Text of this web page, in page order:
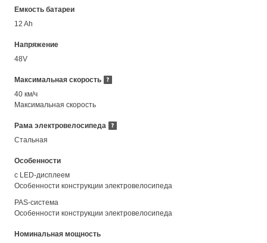
Емкость батареи
12 Ah
Напряжение
48V
Максимальная скорость
40 км/ч
Максимальная скорость
Рама электровелосипеда
Стальная
Особенности
с LED-дисплеем
Особенности конструкции электровелосипеда
PAS-система
Особенности конструкции электровелосипеда
Номинальная мощность